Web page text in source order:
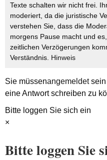
Texte schalten wir nicht frei.
moderiert, da die juristische
verstehen Sie, dass die
morgens Pause macht und
zeitlichen Verzögerungen
Verständnis. Hinweis
Sie müssenangemeldetsein
eine Antwort schreiben zu
Bitte loggen Sie sich ein
×
Bitte loggen Sie